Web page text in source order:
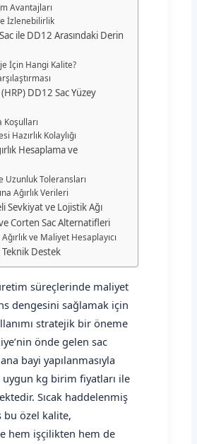
Avantajları
İzlenebilirlik
ile DD12 Arasındaki Derin
İçin Hangi Kalite?
(HRP) DD12 Sac Yüzey
Koşulları
Hazırlık Kolaylığı
Hesaplama ve
Uzunluk Toleransları
Ağırlık Verileri
Sevkiyat ve Lojistik Ağı
ve Corten Sac Alternatifleri
ve Maliyet Hesaplayıcı
Teknik Destek
süreçlerinde maliyet
dengesini sağlamak için
stratejik bir öneme
önde gelen sac
bayi yapılanmasıyla
uygun kg birim fiyatları ile
Sıcak haddelenmiş
bu özel kalite,
hem işçilikten hem de